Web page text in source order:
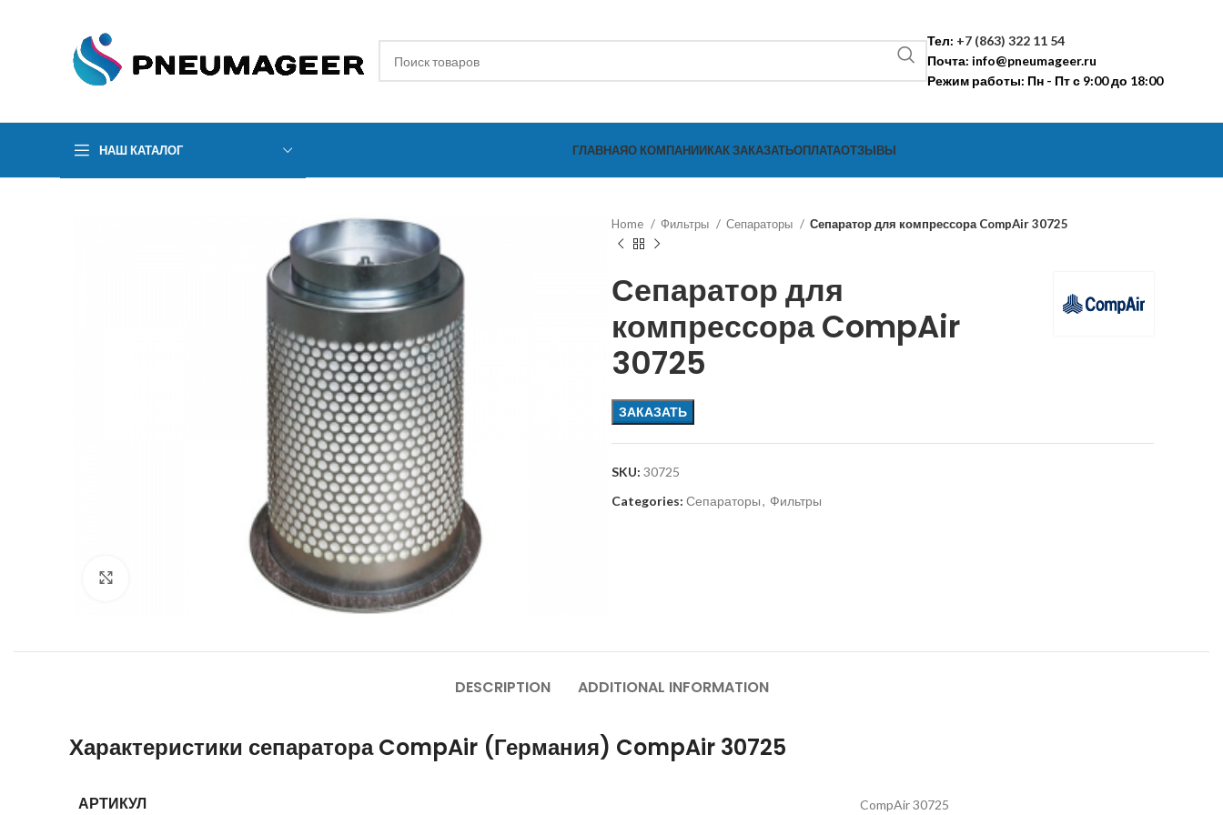
Тел: +7 (863) 322 11 54
Почта: info@pneumageer.ru
Режим работы: Пн - Пт с 9:00 до 18:00
НАШ КАТАЛОГ ГЛАВНАЯО КОМПАНИИКАК ЗАКАЗАТЬОПЛАТАОТЗЫВЫ
Home Фильтры Сепараторы Сепаратор для компрессора CompAir 30725
Сепаратор для
компрессора CompAir
30725
ЗАКАЗАТЬ
SKU: 30725
Categories: Сепараторы, Фильтры
DESCRIPTION ADDITIONAL INFORMATION
Характеристики сепаратора CompAir (Германия) CompAir 30725
АРТИКУЛ CompAir 30725